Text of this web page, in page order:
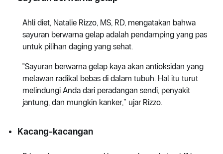
Ahli diet, Natalie Rizzo, MS, RD, mengatakan bahwa
sayuran berwarna gelap adalah pendamping yang pas
untuk pilihan daging yang sehat.
"Sayuran berwarna gelap kaya akan antioksidan yang
melawan radikal bebas di dalam tubuh. Hal itu turut
melindungi Anda dari peradangan sendi, penyakit
jantung, dan mungkin kanker,” ujar Rizzo.
Kacang-kacangan